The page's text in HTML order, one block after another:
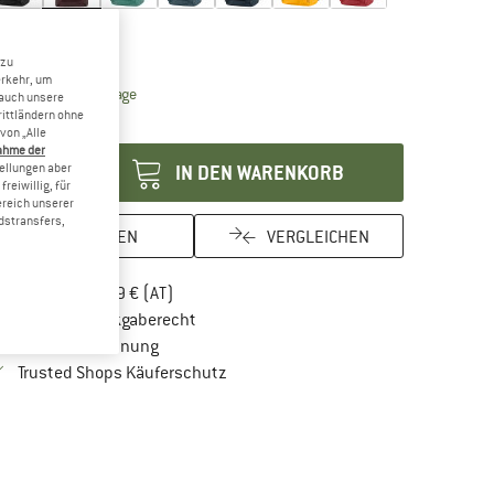
2-4 WerktageDer Link öffnet sich in einer Infobox und beinhaltet
IN DEN WARENKORB
MERKEN VERGLEICHEN
Portofrei ab 69 € (AT)
100 Tage RückgaberechtGehe hier zu den Rückgabe-Richtlinien
Kauf auf RechnungFinde die Zahlungs-Infos hier! Öffnet sich in
Trusted Shops KäuferschutzFinde alle Infos hier!
um
unsere
ohne
„Alle
der
aber
freiwillig, für
unserer